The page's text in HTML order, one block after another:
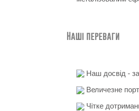
Наші переваги
Наш досвід -
Величезне
Чітке